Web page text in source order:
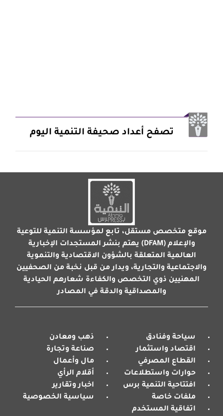
تصفح أعداد صحيفة التنمية اليوم
موقع متخصص مستقل، تابع لمؤسسة التنمية للتوعية
والإعلام (DFAM) يهتم بنشر المستجدات الإخبارية
العالمية المتعلقة بالشؤون الاقتصادية والتنموية
والاجتماعية والتجارية، ويدار من قبل نخبة من الصحفيين
المهنيين ذوي التخصص والكفاءة شعارهم الحيادية
والمصداقية والدقة في المصادر
سياحة وفنادق
ذهب ومعادن
اقتصاد واستثمار
صناعة وتجارة
القطاع المصرفي
مال وأعمال
حوارات واستطلاعات
أقلام الرأي
افتتاحية التنمية برس
اخبار وتقارير
ملفات خاصة
سياسية الخصوصية
اتفاقية المستخدم